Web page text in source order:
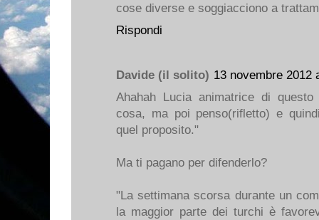
cose diverse e soggiacciono a
Rispondi
Davide (il solito) 13 novembre 2012
Ahahah Lucia animatrice di
cosa, ma poi penso(rifletto) e
quel proposito."
Ma ti pagano per difenderlo?
"La settimana scorsa durante un
la maggior parte dei turchi è